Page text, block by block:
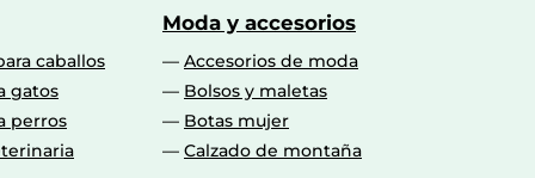
caballos
gatos
perros
Moda y accesorios
Accesorios de moda
Bolsos y maletas
Botas mujer
Calzado de montaña